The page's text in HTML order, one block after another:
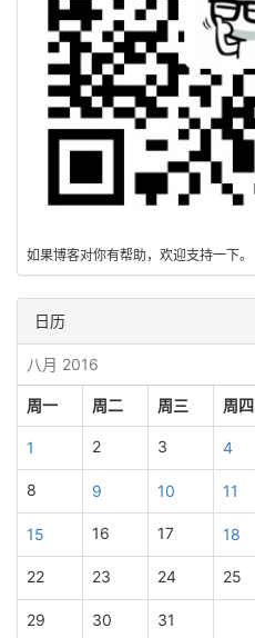
如果博客对你有帮助，欢迎支持一下。
日历
八月 2016
周一 周二 周三 周四
1 2 3 4
8 9 10 11
15 16 17 18
22 23 24 25
29 30 31